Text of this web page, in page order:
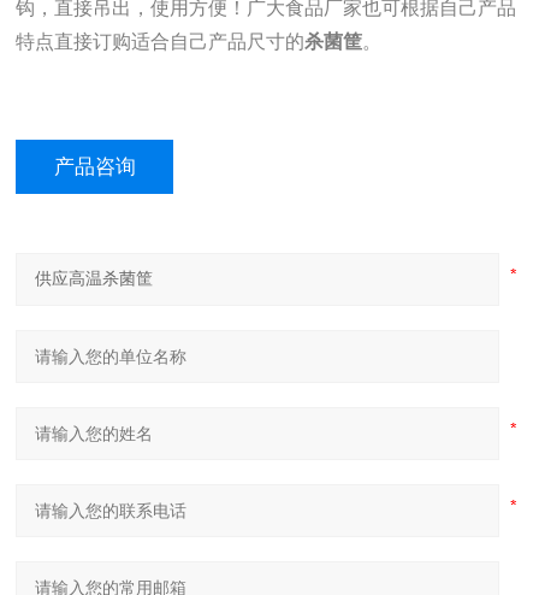
钩，直接吊出，使用方便！广大食品厂家也可根据自己产品
特点直接订购适合自己产品尺寸的杀菌筐。
产品咨询